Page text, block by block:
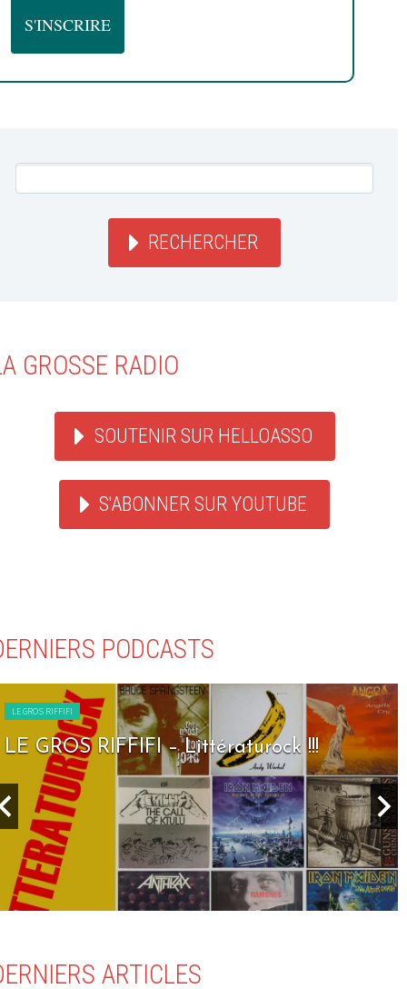
RECHERCHER
GROSSE RADIO
SOUTENIR SUR HELLOASSO
S'ABONNER SUR YOUTUBE
PODCASTS
LE GROS RIFFIFI
LE GROS RIFFIFI – Seven Days To Rock !!!
ARTICLES